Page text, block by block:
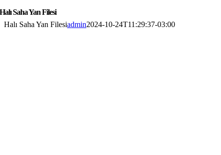
Halı Saha Yan Filesi
Halı Saha Yan Filesiadmin2024-10-24T11:29:37-03:00